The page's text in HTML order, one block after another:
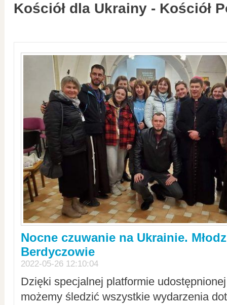
Kościół dla Ukrainy - Kościół
Nocne czuwanie na Ukrainie.
Berdyczowie
2022-05-26 12:10:04
Dzięki specjalnej platformie
możemy śledzić wszystkie wydarzenia